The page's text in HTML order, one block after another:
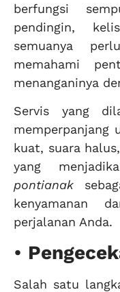
berfungsi
pendingin,
semuanya
memahami
menanganinya
Servis yang
memperpanjang
kuat, suara
yang
pontianak
kenyamanan
perjalanan Anda.
•
Salah satu